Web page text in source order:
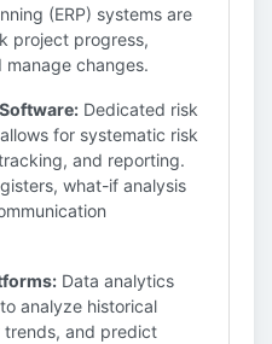
(ERP) systems are
project progress,
changes.
Dedicated risk
for systematic risk
and reporting.
what-if analysis
Data analytics
analyze historical
and predict